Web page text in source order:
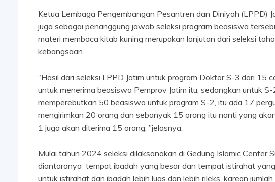
Ketua Lembaga Pengembangan Pesantren dan Diniyah (LPPD)
juga sebagai penanggung jawab seleksi program beasiswa
materi membaca kitab kuning merupakan lanjutan dari seleksi
kebangsaan.
“Hasil dari seleksi LPPD Jatim untuk program Doktor S-3 dari
untuk menerima beasiswa Pemprov Jatim itu, sedangkan untuk
memperebutkan 50 beasiswa untuk program S-2, itu ada 17
mengirimkan 20 orang dan sebanyak 15 orang itu nanti yang
1 juga akan diterima 15 orang, ”jelasnya.
Mulai tahun 2024 seleksi dilaksanakan di Gedung Islamic Center
diantaranya tempat ibadah yang besar dan tempat istirahat
untuk istirahat dan ibadah lebih luas dan lebih rileks, karean